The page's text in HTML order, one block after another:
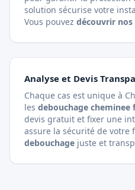
solution sécurise votre
Vous pouvez découvrir
Analyse et Devis
Chaque cas est unique à
les debouchage cheminee
devis gratuit et fixer une
assure la sécurité de votre
debouchage juste et